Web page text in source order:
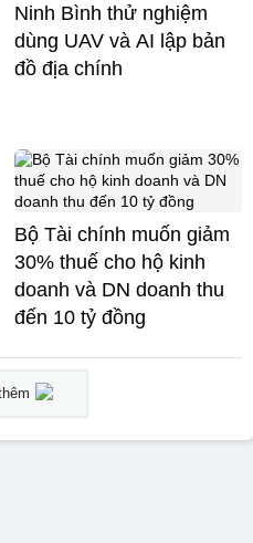
Ninh Bình thử nghiệm
dùng UAV và AI lập bản
đồ địa chính
Bộ Tài chính muốn giảm
30% thuế cho hộ kinh
doanh và DN doanh thu
đến 10 tỷ đồng